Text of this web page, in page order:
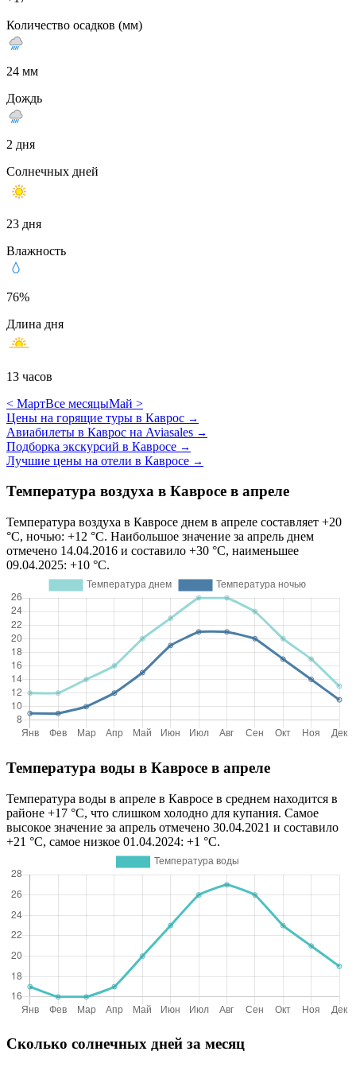
Количество осадков (мм)
24 мм
Дождь
2 дня
Солнечных дней
23 дня
Влажность
76%
Длина дня
13 часов
< МартВсе месяцыМай >
Цены на горящие туры в Каврос →
Авиабилеты в Каврос на Aviasales →
Подборка экскурсий в Кавросе →
Лучшие цены на отели в Кавросе →
Температура воздуха в Кавросе в апреле
Температура воздуха в Кавросе днем в апреле составляет +20
°C, ночью: +12 °C. Наибольшое значение за апрель днем
отмечено 14.04.2016 и составило +30 °C, наименьшее
09.04.2025: +10 °C.
Температура воды в Кавросе в апреле
Температура воды в апреле в Кавросе в среднем находится в
районе +17 °C, что слишком холодно для купания. Самое
высокое значение за апрель отмечено 30.04.2021 и составило
+21 °C, самое низкое 01.04.2024: +1 °C.
Сколько солнечных дней за месяц